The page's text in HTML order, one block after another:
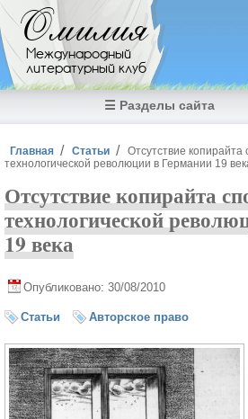
Перейти к основному содержанию
Омилия
Международный
литературный клуб
☰ Разделы сайта
Вы здесь
Главная Статьи
Отсутствие копирайта
технологической революции в Германии 19
Отсутствие копирайта
технологической
19 века
Опубликовано: 30/08/2010
Статьи Авторское право